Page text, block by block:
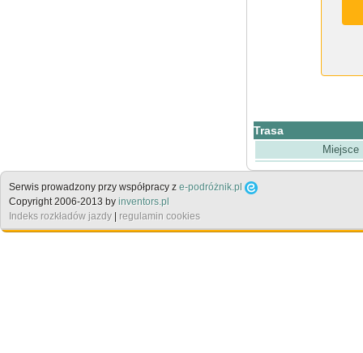
Trasa
Miejsce
Serwis prowadzony przy współpracy z e-podróżnik.pl
Copyright 2006-2013 by inventors.pl
Indeks rozkładów jazdy
regulamin cookies